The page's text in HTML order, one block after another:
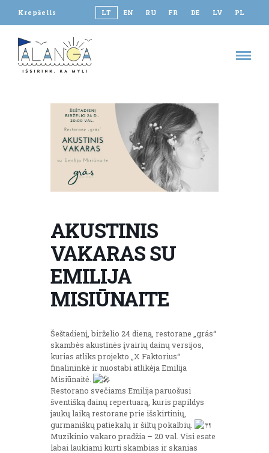
Krepšelis LT EN RU FR DE LV PL
AKUSTINIS
VAKARAS SU
EMILIJA
MISIŪNAITE
Šeštadienį, birželio 24 dieną, restorane „grás“
skambės akustinės įvairių dainų versijos,
kurias atliks projekto „X Faktorius“
finalininkė ir nuostabi atlikėja Emilija
Misiūnaitė.
Restorano svečiams Emilija paruošusi
šventišką dainų repertuarą, kuris papildys
jaukų laiką restorane prie išskirtinių,
gurmaniškų patiekalų ir šiltų pokalbių.
Muzikinio vakaro pradžia – 20 val. Visi esate
labai laukiami kurti skambias ir skanias